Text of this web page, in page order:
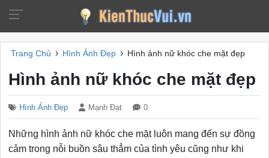
Trang Chủ › Hình Ảnh Đẹp › Hình ảnh nữ khóc che mặt đẹp
Hình ảnh nữ khóc che mặt đẹp
Hình Ảnh Đẹp Mạnh Đạt 0
Những hình ảnh nữ khóc che mặt luôn mang đến sự đồng
cảm trong nỗi buồn sâu thẳm của tình yêu cũng như khi